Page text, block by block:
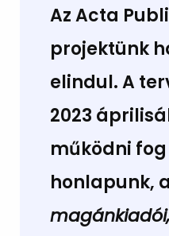
Az Acta
projektünk
elindul. A
2023
működni fog
honlapunk,